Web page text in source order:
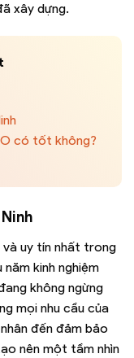
xây dựng.
có tốt không?
uy tín nhất trong
kinh nghiệm
không ngừng
mọi nhu cầu của
đến đảm bảo
nên một tầm nhìn